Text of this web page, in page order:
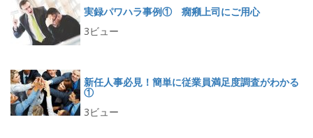
実録パワハラ事例① 癇癪上司にご用心
3ビュー
新任人事必見！簡単に従業員満足度調査がわかる
①
3ビュー